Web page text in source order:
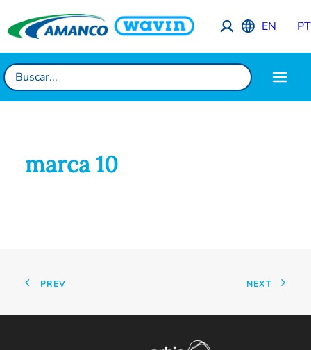
EN PT
marca 10
PREV NEXT